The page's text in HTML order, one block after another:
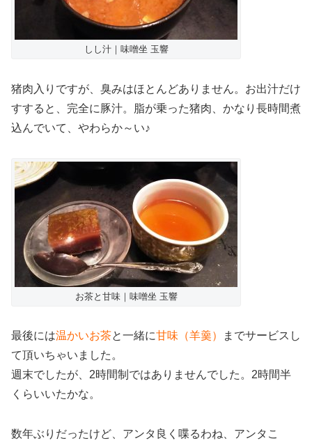
しし汁｜味噌坐 玉響
猪肉入りですが、臭みはほとんどありません。お出汁だけ
すすると、完全に豚汁。脂が乗った猪肉、かなり長時間煮
込んでいて、やわらか～い♪
お茶と甘味｜味噌坐 玉響
最後には温かいお茶と一緒に甘味（羊羹）
までサービスし
て頂いちゃいました。
週末でしたが、2時間制ではありませんでした。2時間半
くらいいたかな。
数年ぶりだったけど、アンタ良く喋るわね、アンタこ